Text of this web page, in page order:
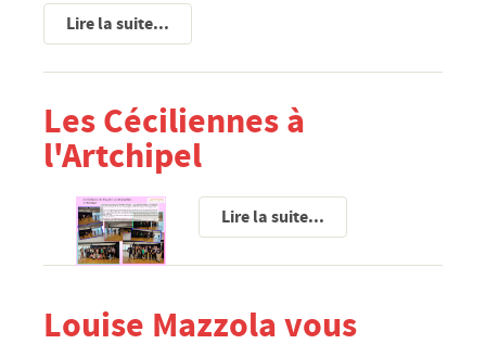
ÉCOLES/JEUNESSE
SERVICE MUNICIPAL JEUNESSE
RESTAURANT SCOLAIRE
GARDERIE PÉRISCOLAIRE
RELAIS PETITE ENFANCE
CENTRE PERMANENT DU MERCREDI
Lire la suite...
Les Céciliennes à
l'Artchipel
Lire la suite...
Louise Mazzola vous